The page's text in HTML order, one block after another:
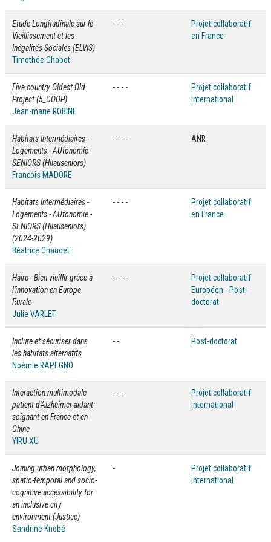
Etude Longitudinale sur le
Vieillissement et les
Inégalités Sociales (ELVIS)
Timothée Chabot
- - -
Projet collaboratif
en France
Five country Oldest Old
Project (5_COOP)
Jean-marie ROBINE
- - - -
Projet collaboratif
international
Habitats Intermédiaires -
Logements - AUtonomie -
SENIORS (Hilauseniors)
Francois MADORE
- - - - ANR
Habitats Intermédiaires -
Logements - AUtonomie -
SENIORS (Hilauseniors)
(2024-2029)
Béatrice Chaudet
- - - -
Projet collaboratif
en France
Haire - Bien vieillir grâce à
l'innovation en Europe
Rurale
Julie VARLET
- - - -
Projet collaboratif
Européen - Post-
doctorat
Inclure et sécuriser dans
les habitats alternatifs
Noémie RAPEGNO
- - Post-doctorat
Interaction multimodale
patient d'Alzheimer-aidant-
soignant en France et en
Chine
YIRU XU
- - -
Projet collaboratif
international
Joining urban morphology,
spatio-temporal and socio-
cognitive accessibility for
an inclusive city
environment (Justice)
Sandrine Knobé
-
Projet collaboratif
international